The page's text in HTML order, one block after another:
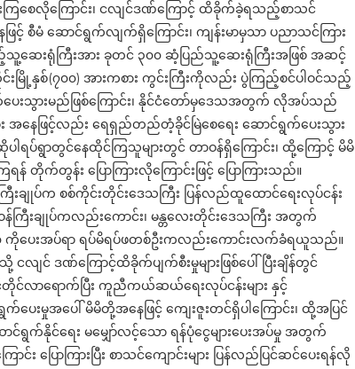
းကြစေလိုကြောင်း၊ ငလျင်ဒဏ်ကြောင့် ထိခိုက်ခဲ့ရသည့်စာသင်
င့် စီမံ ဆောင်ရွက်လျက်ရှိကြောင်း၊ ကျန်းမာမှသာ ပညာသင်ကြား
ည့်သူ့ဆေးရုံကြီးအား ခုတင် ၃၀၀ ဆံ့ပြည်သူ့ဆေးရုံကြီးအဖြစ် အဆင့်
မြို့နှစ်(၇၀၀) အားကစား ကွင်းကြီးကိုလည်း ပွဲကြည့်စင်ပါဝင်သည့်
းသွားမည်ဖြစ်ကြောင်း၊ နိုင်ငံတော်မှဒေသအတွက် လိုအပ်သည်
နေဖြင့်လည်း ရေရှည်တည်တံ့ခိုင်မြဲစေရေး ဆောင်ရွက်ပေးသွား
ပ်ရွာတွင်နေထိုင်ကြသူများတွင် တာဝန်ရှိကြောင်း၊ ထို့ကြောင့် မိမိ
က်တွန်း ပြောကြားလိုကြောင်းဖြင့် ပြောကြားသည်။
ြီးချုပ်က စစ်ကိုင်းတိုင်းဒေသကြီး ပြန်လည်ထူထောင်ရေးလုပ်ငန်း
ြီးချုပ်ကလည်းကောင်း၊ မန္တလေးတိုင်းဒေသကြီး အတွက်
ကိုပေးအပ်ရာ ရပ်မိရပ်ဖတစ်ဦးကလည်းကောင်းလက်ခံရယူသည်။
ျင် ဒဏ်ကြောင့်ထိခိုက်ပျက်စီးမှုများဖြစ်ပေါ်ပြီးချိန်တွင်
လာရောက်ပြီး ကူညီကယ်ဆယ်ရေးလုပ်ငန်းများ နှင့်
ေးမှုအပေါ် မိမိတို့အနေဖြင့် ကျေးဇူးတင်ရှိပါကြောင်း၊ ထို့အပြင်
င်ရွက်နိုင်ရေး မမျှော်လင့်သော ရန်ပုံငွေများပေးအပ်မှု အတွက်
း ပြောကြားပြီး စာသင်ကျောင်းများ ပြန်လည်ပြင်ဆင်ပေးရန်လို